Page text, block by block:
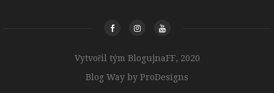
Vytvořil tým BlogujnaFF, 2020
Blog Way by ProDesigns